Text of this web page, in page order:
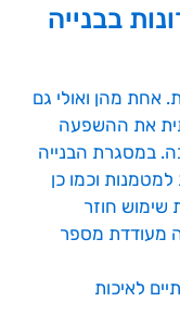
בבנייה
אחת מהן ואולי גם
את ההשפעה
במסגרת הבנייה
וכמו כן
שימוש חוזר
מעודדת מספר
לאיכות